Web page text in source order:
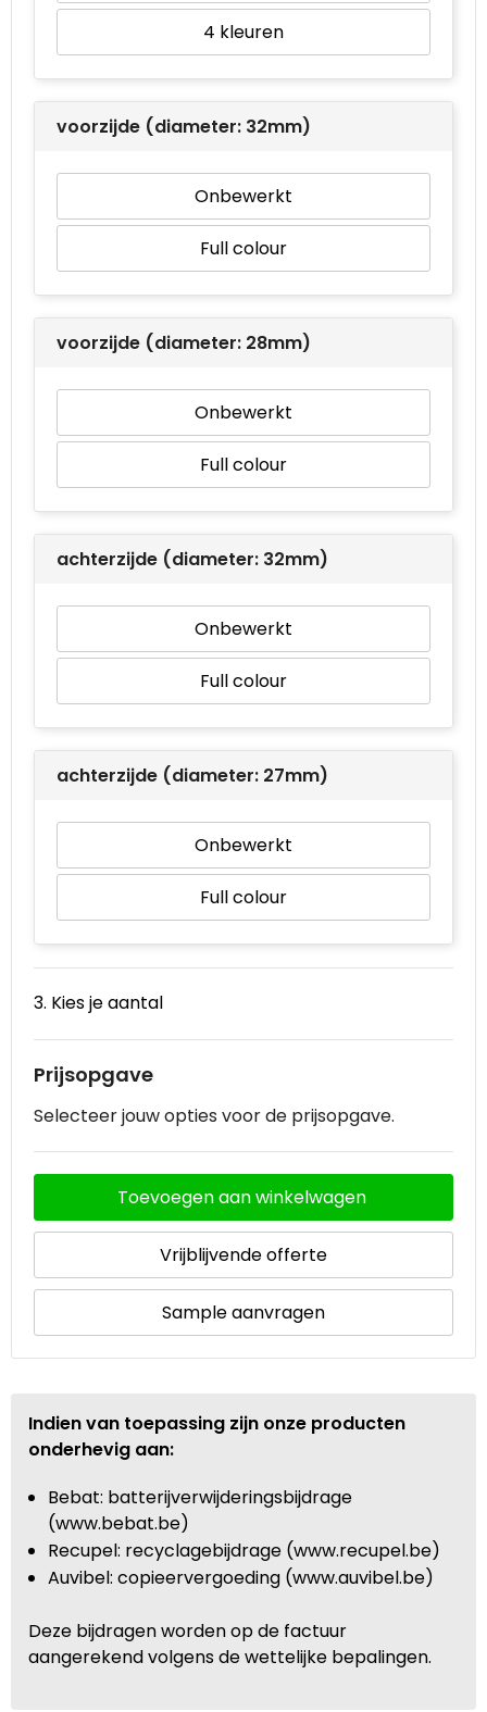
4
voorzijde (diameter: 32mm)
Onbewerkt
Full colour
voorzijde (diameter: 28mm)
Onbewerkt
Full colour
achterzijde (diameter: 32mm)
Onbewerkt
Full colour
achterzijde (diameter: 27mm)
Onbewerkt
Full colour
3. Kies je aantal
Prijsopgave
Selecteer jouw opties voor de prijsopgave.
Toevoegen aan winkelwagen
Vrijblijvende offerte
Sample aanvragen
Indien van toepassing zijn onze producten
onderhevig aan:
Bebat: batterijverwijderingsbijdrage
(www.bebat.be)
Recupel: recyclagebijdrage (www.recupel.be)
Auvibel: copieervergoeding (www.auvibel.be)
Deze bijdragen worden op de factuur
aangerekend volgens de wettelijke bepalingen.